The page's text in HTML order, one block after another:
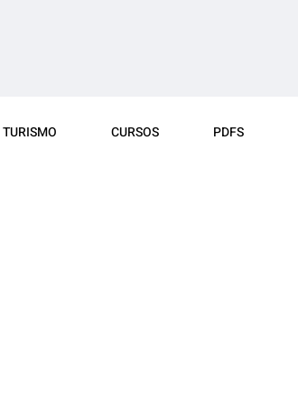
TURISMO CURSOS PDFS